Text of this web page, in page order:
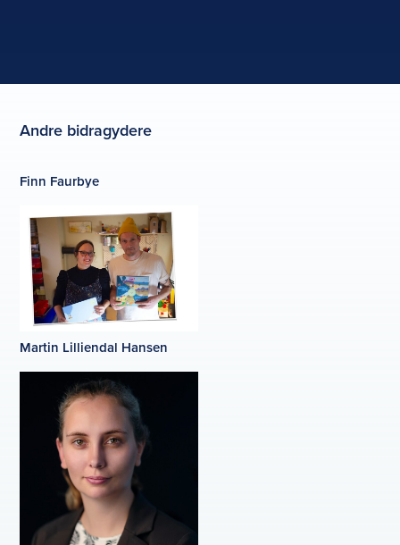
Andre bidragydere
Finn Faurbye
Martin Lilliendal Hansen